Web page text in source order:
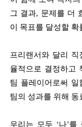
그 결과, 문제를 더
이 목표를 달성할 확
프리랜서와 달리 직
율적으로 결정하고
팀 플레이어로써
팀의 성과를 위해
우리는 모두 ‘나’